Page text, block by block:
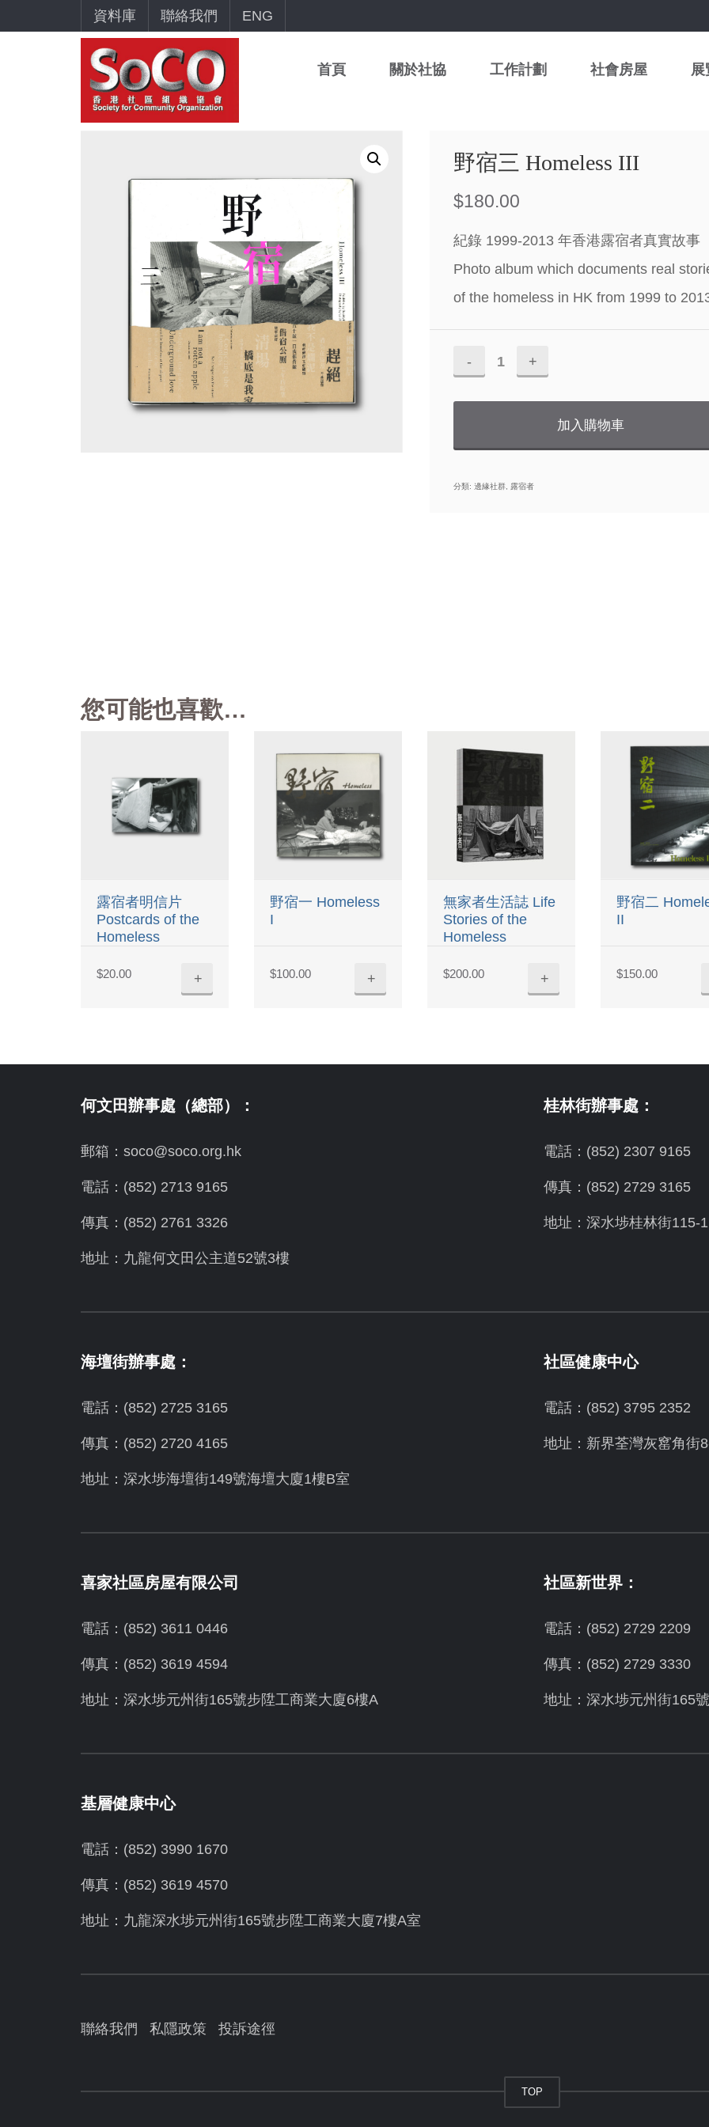
資料庫 聯絡我們 ENG
首頁 關於社協 工作計劃 社會房屋 展
野宿三 Homeless III
$180.00
紀錄 1999-2013 年香港露宿者真實故事
Photo album which documents real
of the homeless in HK from 1999 to
野
Homeless
加入購物車
分類: 邊緣社群, 露宿者
您可能也喜歡…
露宿者明信片
Postcards of the
Homeless
$20.00 +
野宿一 Homeless
I
$100.00 +
無家者生活誌 Life
Stories of the
Homeless
$200.00 +
野宿二
II
$150.00
何文田辦事處（總部）：
郵箱：soco@soco.org.hk
電話：(852) 2713 9165
傳真：(852) 2761 3326
地址：九龍何文田公主道52號3樓
桂林街辦事處：
電話：(852) 2307 9165
傳真：(852) 2729 3165
地址：深水埗桂林街115-
海壇街辦事處：
電話：(852) 2725 3165
傳真：(852) 2720 4165
地址：深水埗海壇街149號海壇大廈1樓B室
社區健康中心
電話：(852) 3795 2352
地址：新界荃灣灰窰角街
喜家社區房屋有限公司
電話：(852) 3611 0446
傳真：(852) 3619 4594
地址： 深水埗元州街165號步陞工商業大廈6樓A
社區新世界：
電話：(852) 2729 2209
傳真：(852) 2729 3330
地址：深水埗元州街165
基層健康中心
電話：(852) 3990 1670
傳真：(852) 3619 4570
地址：九龍深水埗元州街165號步陞工商業大廈7樓A室
聯絡我們 私隱政策 投訴途徑
TOP